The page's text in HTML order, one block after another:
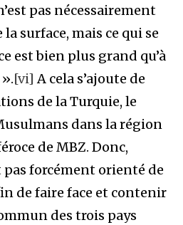
pas nécessairement
surface, mais ce qui se
est bien plus grand qu’à
[vi] A cela s’ajoute de
de la Turquie, le
dans la région
de MBZ. Donc,
pas forcément orienté de
de faire face et contenir
des trois pays